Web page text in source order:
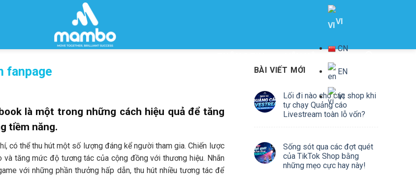
VI
EN
VI
fanpage
là một trong những cách hiệu quả để tăng
tiềm năng.
có thể thu hút một số lượng đáng kể người tham gia. Chiến lược
tăng mức độ tương tác của cộng đồng với thương hiệu. Nhãn
với những phần thưởng hấp dẫn, thu hút nhiều tương tác để
BÀI VIẾT MỚI
Lối đi nào cho các shop khi
tự chạy Quảng cáo
Livestream toàn lỗ vốn?
Sống sót qua các đợt quét
của TikTok Shop bằng
những mẹo cực hay này!